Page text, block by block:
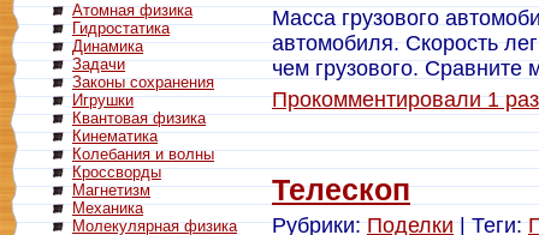
Атомная физика
Гидростатика
Динамика
Задачи
Законы сохранения
Игрушки
Квантовая физика
Кинематика
Колебания и волны
Кроссворды
Магнетизм
Механика
Молекулярная физика
Масса грузового
автомобиля. Скорость
чем грузового.
Прокомментировали 1 раз
Телескоп
Рубрики:Поделки| Теги: